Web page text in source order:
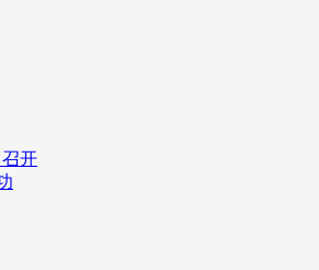
开